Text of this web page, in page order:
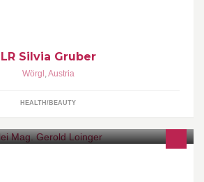
LR Silvia Gruber
Wörgl ,Austria
HEALTH/BEAUTY